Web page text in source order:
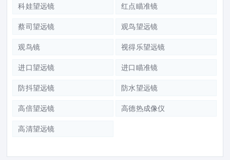
科娃望远镜 红点瞄准镜
蔡司望远镜 观鸟望远镜
观鸟镜 视得乐望远镜
进口望远镜 进口瞄准镜
防抖望远镜 防水望远镜
高倍望远镜 高德热成像仪
高清望远镜